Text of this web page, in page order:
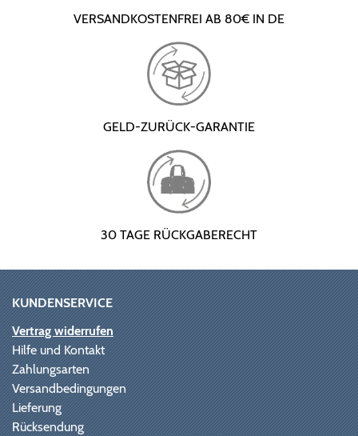
VERSANDKOSTENFREI AB 80€ IN DE
GELD-ZURÜCK-GARANTIE
30 TAGE RÜCKGABERECHT
KUNDENSERVICE
Vertrag widerrufen
Hilfe und Kontakt
Zahlungsarten
Versandbedingungen
Lieferung
Rücksendung